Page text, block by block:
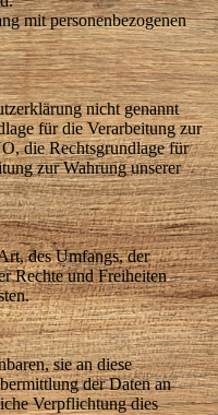
mit personenbezogenen
nicht genannt
für die Verarbeitung zur
die Rechtsgrundlage für
zur Wahrung unserer
des Umfangs, der
Rechte und Freiheiten
sie an diese
der Daten an
Verpflichtung dies